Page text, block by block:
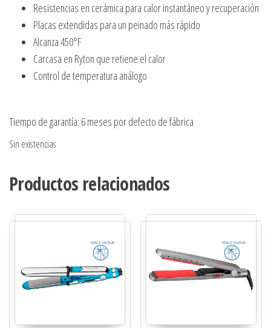
Resistencias en cerámica para calor instantáneo y recuperación
Placas extendidas para un peinado más rápido
Alcanza 450°F
Carcasa en Ryton que retiene el calor
Control de temperatura análogo
Tiempo de garantía: 6 meses por defecto de fábrica
Sin existencias
Productos relacionados